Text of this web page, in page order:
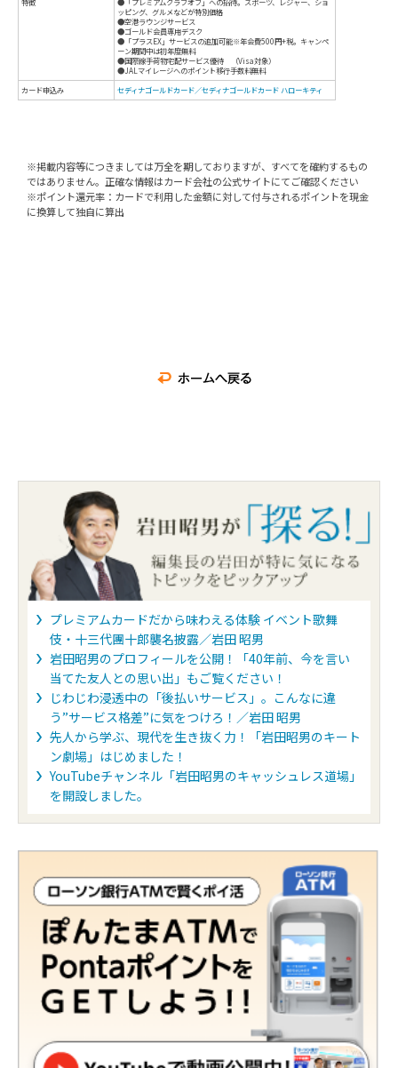
カード名 セディナゴールドカード
セディナゴールドカードハローキティ
0.5%～
●セブン-イレブン、イトーヨーカド
イント3倍
ポイントの種類
わくわくポイント
ポイント換算率
1P=1円
ボーナスポイントなど
●年間利用額に応じて最大6,000ポイ
カード）
●年間利用額に応じてハローキティ
（セディナゴールドカード ハローキ
ポイント交換最小単位 ●1,000ポイント
＜JALマイレージバンク＞
●1,000P＝500マイル／以降500P単
付帯保険
●海外/国内旅行傷害保険：最高1億
●「なりすまし」による損害を補償
●海外旅行日本語サポート（Visa
●JCBプラザ（JCB）
電子マネー
QUICPay
特徴
●「プレミアムクラブオフ」への招
ッピング、グルメなどが特別価格
●空港ラウンジサービス
●ゴールド会員専用デスク
●「プラスEX」サービスの追加可
ーン期間中は初年度無料
●国際線手荷物宅配サービス優待
●JALマイレージへのポイント移行
※掲載内容等につきましては万全を期しておりますが、すべてを確約するもの
ではありません。正確な情報はカード会社の公式サイトにてご確認ください
※ポイント還元率：カードで利用した金額に対して付与されるポイントを現金
に換算して独自に算出
プレミアムカードだから味わえる体験 イベント歌舞
伎・十三代團十郎襲名披露／岩田 昭男
岩田昭男のプロフィールを公開！「40年前、今を言い
当てた友人との思い出」もご覧ください！
じわじわ浸透中の「後払いサービス」。こんなに違
う”サービス格差”に気をつけろ！／岩田 昭男
先人から学ぶ、現代を生き抜く力！「岩田昭男のキート
ン劇場」はじめました！
YouTubeチャンネル「岩田昭男のキャッシュレス道場」
を開設しました。